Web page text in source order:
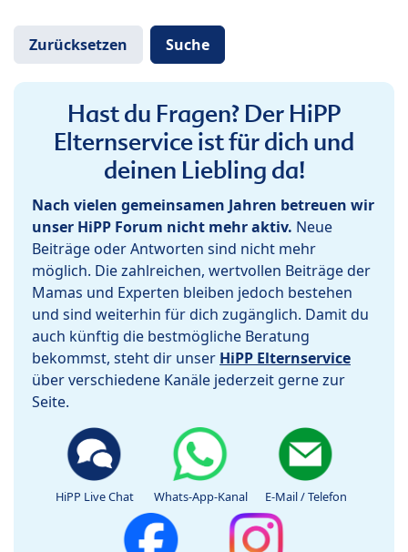
Hast du Fragen? Der HiPP
Elternservice ist für dich und
deinen Liebling da!
Nach vielen gemeinsamen Jahren betreuen wir
unser HiPP Forum nicht mehr aktiv. Neue
Beiträge oder Antworten sind nicht mehr
möglich. Die zahlreichen, wertvollen Beiträge der
Mamas und Experten bleiben jedoch bestehen
und sind weiterhin für dich zugänglich. Damit du
auch künftig die bestmögliche Beratung
bekommst, steht dir unser HiPP Elternservice
über verschiedene Kanäle jederzeit gerne zur
Seite.
HiPP Live Chat Whats-App-Kanal E-Mail / Telefon